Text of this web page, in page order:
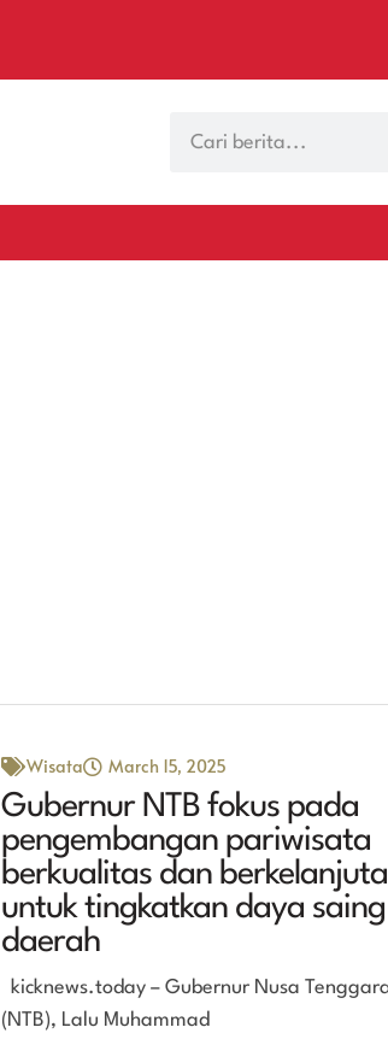
Wisata March 15, 2025
Gubernur NTB fokus pada
pengembangan pariwisata
berkualitas dan
untuk tingkatkan daya saing
daerah
kicknews.today – Gubernur Nusa
(NTB), Lalu Muhammad